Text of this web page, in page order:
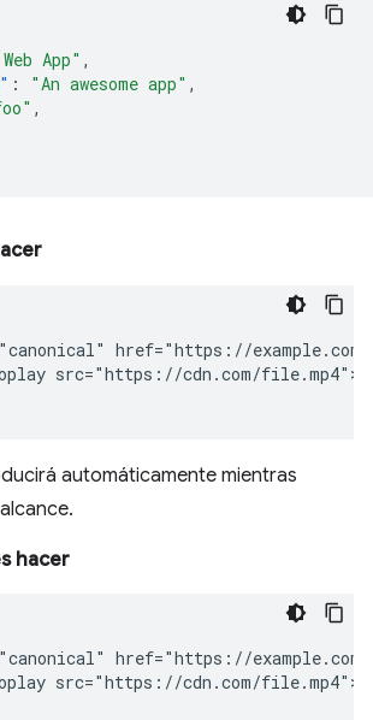
App" ,
: "An awesome app" ,
,
href="https://
src="https://cdn.com/
automáticamente mientras
hacer
href="https://
src="https://cdn.com/